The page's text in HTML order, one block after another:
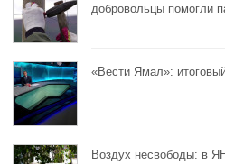
добровольцы помогли
«Вести Ямал»:
Воздух несвободы: в